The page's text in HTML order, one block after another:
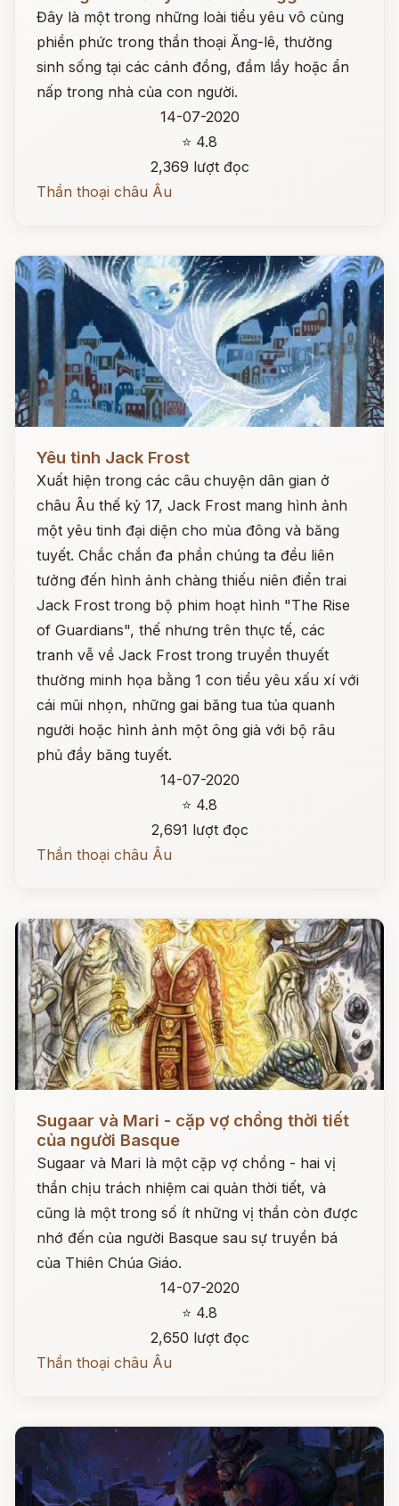
Đây là một trong những loài tiểu yêu vô cùng
phiền phức trong thần thoại Ăng-lê, thường
sinh sống tại các cánh đồng, đầm lầy hoặc ẩn
nấp trong nhà của con người.
14-07-2020
⭐ 4.8
2,369 lượt đọc
Thần thoại châu Âu
Yêu tinh Jack Frost
Xuất hiện trong các câu chuyện dân gian ở
châu Âu thế kỷ 17, Jack Frost mang hình ảnh
một yêu tinh đại diện cho mùa đông và băng
tuyết. Chắc chắn đa phần chúng ta đều liên
tưởng đến hình ảnh chàng thiếu niên điển trai
Jack Frost trong bộ phim hoạt hình "The Rise
of Guardians", thế nhưng trên thực tế, các
tranh vễ về Jack Frost trong truyền thuyết
thường minh họa bằng 1 con tiểu yêu xấu xí với
cái mũi nhọn, những gai băng tua tủa quanh
người hoặc hình ảnh một ông già với bộ râu
phủ đầy băng tuyết.
14-07-2020
⭐ 4.8
2,691 lượt đọc
Thần thoại châu Âu
Sugaar và Mari - cặp vợ chồng thời tiết
của người Basque
Sugaar và Mari là một cặp vợ chồng - hai vị
thần chịu trách nhiệm cai quản thời tiết, và
cũng là một trong số ít những vị thần còn được
nhớ đến của người Basque sau sự truyền bá
của Thiên Chúa Giáo.
14-07-2020
⭐ 4.8
2,650 lượt đọc
Thần thoại châu Âu